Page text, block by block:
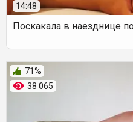
14:48
Поскакала в наезднице
38 065
71%